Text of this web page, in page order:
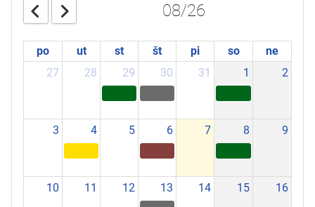
08/26
po ut st št pi so
ne
27
28 29 30 31 1 2
3 4 5 6 7 8 9
10 11 12 13 14 15 16